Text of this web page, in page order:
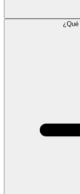
¿Qué